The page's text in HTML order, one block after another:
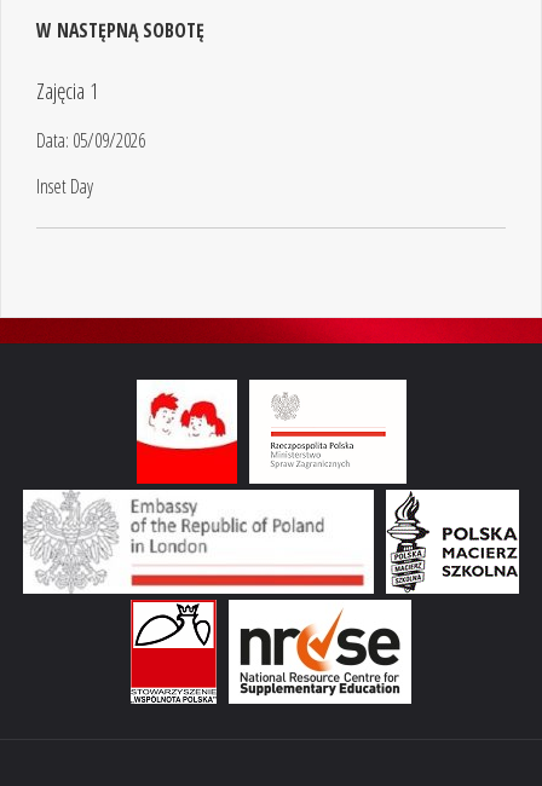
W NASTĘPNĄ SOBOTĘ
Zajęcia 1
Data: 05/09/2026
Inset Day